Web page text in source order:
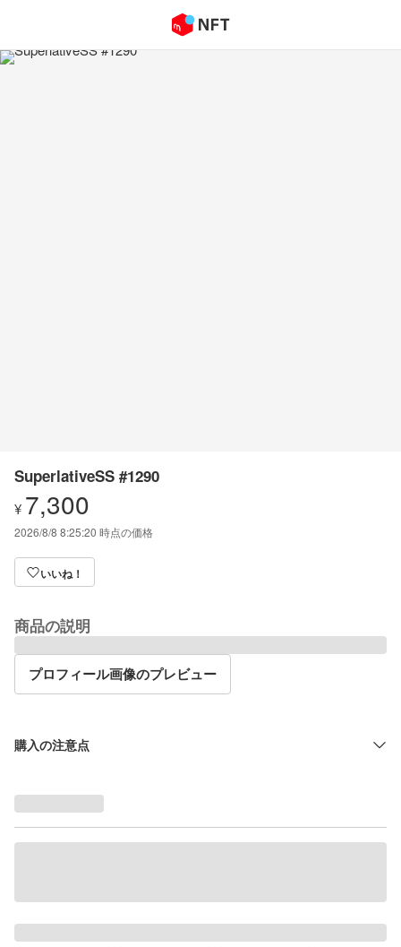
SuperlativeSS #1290
¥ 7,300
2026/8/8 8:25:20 時点の価格
いいね！
商品の説明
プロフィール画像のプレビュー
購入の注意点